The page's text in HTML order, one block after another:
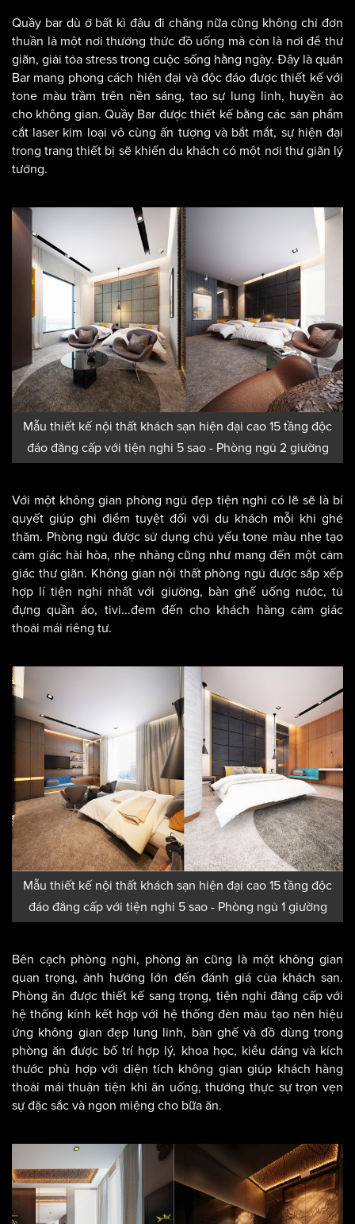
Quầy bar dù ở bất kì đâu đi chăng nữa cũng không chỉ đơn
thuần là một nơi thưởng thức đồ uống mà còn là nơi để thư
giãn, giải tỏa stress trong cuộc sống hằng ngày. Đây là quán
Bar mang phong cách hiện đại và độc đáo được thiết kế với
tone màu trầm trên nền sáng, tạo sự lung linh, huyền ảo
cho không gian. Quầy Bar được thiết kế bằng các sản phẩm
cắt laser kim loại vô cùng ấn tượng và bắt mắt, sự hiện đại
trong trang thiết bị sẽ khiến du khách có một nơi thư giãn lý
tưởng.
Mẫu thiết kế nội thất khách sạn hiện đại cao 15 tầng độc
đáo đẳng cấp với tiện nghi 5 sao - Phòng ngủ 2 giường
Với một không gian phòng ngủ đẹp tiện nghi có lẽ sẽ là bí
quyết giúp ghi điểm tuyệt đối với du khách mỗi khi ghé
thăm. Phòng ngủ được sử dụng chủ yếu tone màu nhẹ tạo
cảm giác hài hòa, nhẹ nhàng cũng như mang đến một cảm
giác thư giãn. Không gian nội thất phòng ngủ được sắp xếp
hợp lí tiện nghi nhất với giường, bàn ghế uống nước, tủ
đựng quần áo, tivi...đem đến cho khách hàng cảm giác
thoải mái riêng tư.
Mẫu thiết kế nội thất khách sạn hiện đại cao 15 tầng độc
đáo đẳng cấp với tiện nghi 5 sao - Phòng ngủ 1 giường
Bên cạch phòng nghỉ, phòng ăn cũng là một không gian
quan trọng, ảnh hưởng lớn đến đánh giá của khách sạn.
Phòng ăn được thiết kế sang trọng, tiện nghi đẳng cấp với
hệ thống kính kết hợp với hệ thống đèn màu tạo nên hiệu
ứng không gian đẹp lung linh, bàn ghế và đồ dùng trong
phòng ăn được bố trí hợp lý, khoa học, kiểu dáng và kích
thước phù hợp với diện tích không gian giúp khách hàng
thoải mái thuận tiện khi ăn uống, thưởng thực sự trọn vẹn
sự đặc sắc và ngon miệng cho bữa ăn.